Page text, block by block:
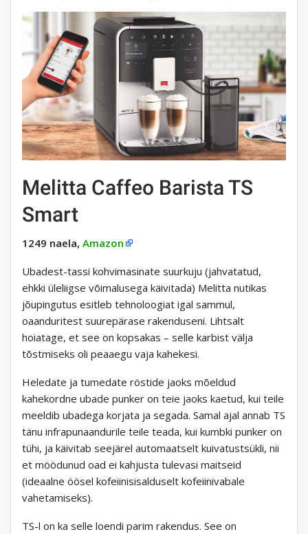
Melitta Caffeo Barista TS
Smart
1249 naela, Amazon
Ubadest-tassi kohvimasinate suurkuju (jahvatatud,
ehkki üleliigse võimalusega käivitada) Melitta nutikas
jõupingutus esitleb tehnoloogiat igal sammul,
oaanduritest suurepärase rakenduseni. Lihtsalt
hoiatage, et see on kopsakas – selle karbist välja
tõstmiseks oli peaaegu vaja kahekesi.
Heledate ja tumedate röstide jaoks mõeldud
kahekordne ubade punker on teie jaoks kaetud, kui teile
meeldib ubadega korjata ja segada. Samal ajal annab TS
tänu infrapunaandurile teile teada, kui kumbki punker on
tühi, ja käivitab seejärel automaatselt kuivatustsükli, nii
et möödunud oad ei kahjusta tulevasi maitseid
(ideaalne öösel kofeiinisisalduselt kofeiinivabale
vahetamiseks).
TS-l on ka selle loendi parim rakendus. See on